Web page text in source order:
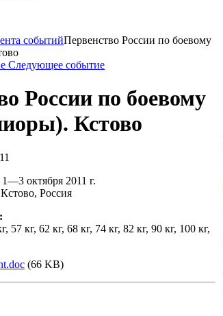
событийПервенство России по боевому
Следующее событие
России по боевому
Кстово
1—3 октября 2011 г.
Кстово, Россия
57 кг, 62 кг, 68 кг, 74 кг, 82 кг, 90 кг, 100 кг,
(66 KB)